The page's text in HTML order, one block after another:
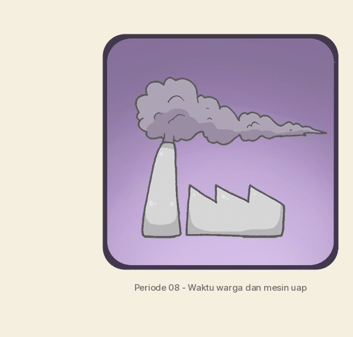
Periode 08 - Waktu warga dan mesin uap